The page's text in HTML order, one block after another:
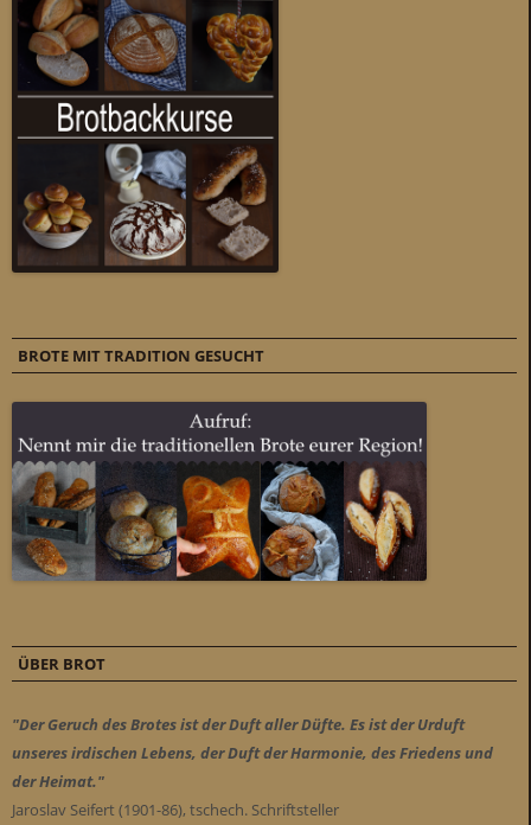
BROTE MIT TRADITION GESUCHT
ÜBER BROT
"Der Geruch des Brotes ist der Duft aller Düfte. Es ist der Urduft
unseres irdischen Lebens, der Duft der Harmonie, des Friedens und
der Heimat."
Jaroslav Seifert (1901-86), tschech. Schriftsteller